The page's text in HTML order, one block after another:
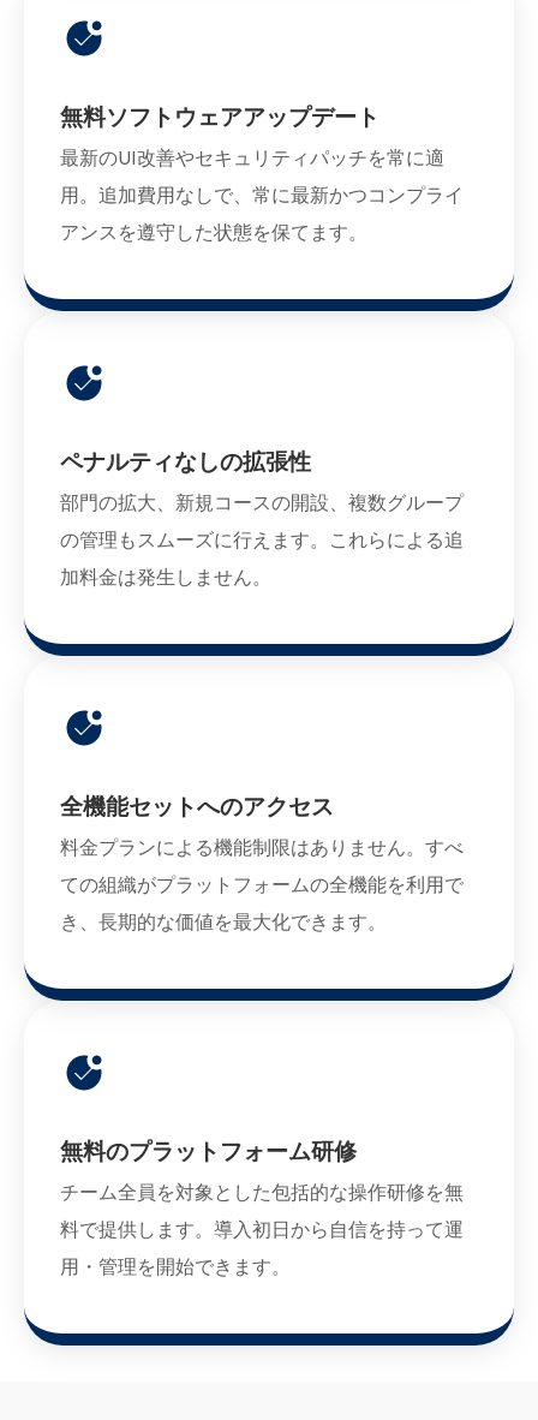
無料ソフトウェアアップデート
最新のUI改善やセキュリティパッチを常に適
用。追加費用なしで、常に最新かつコンプライ
アンスを遵守した状態を保てます。
ペナルティなしの拡張性
部門の拡大、新規コースの開設、複数グループ
の管理もスムーズに行えます。これらによる追
加料金は発生しません。
全機能セットへのアクセス
料金プランによる機能制限はありません。すべ
ての組織がプラットフォームの全機能を利用で
き、長期的な価値を最大化できます。
無料のプラットフォーム研修
チーム全員を対象とした包括的な操作研修を無
料で提供します。導入初日から自信を持って運
用・管理を開始できます。